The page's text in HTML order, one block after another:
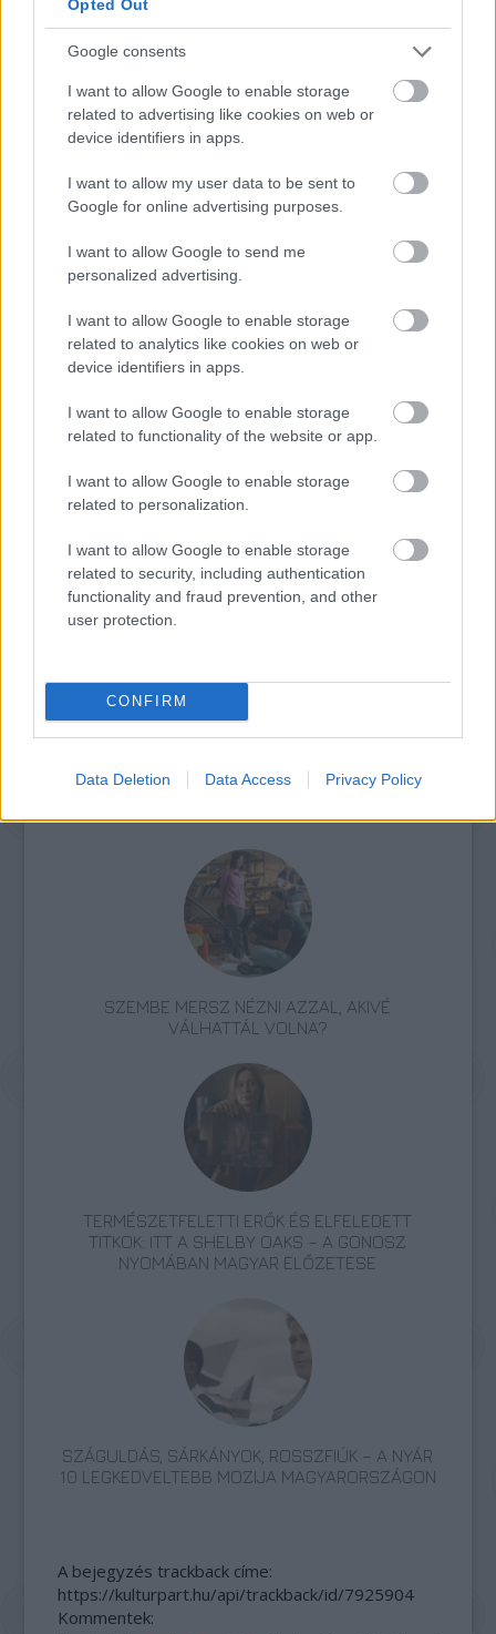
Opted Out
Google consents
I want to allow Google to enable storage
related to advertising like cookies on web or
device identifiers in apps.
I want to allow my user data to be sent to
Google for online advertising purposes.
I want to allow Google to send me
personalized advertising.
I want to allow Google to enable storage
related to analytics like cookies on web or
device identifiers in apps.
I want to allow Google to enable storage
related to functionality of the website or app.
I want to allow Google to enable storage
related to personalization.
I want to allow Google to enable storage
related to security, including authentication
functionality and fraud prevention, and other
user protection.
CONFIRM
Data Deletion Data Access Privacy Policy
and Honey című boszniai háborús dráma, a
Srác a biciklivel című belga film, a Nader és
dráma, valamint Perdo Almodóvar A bőr,
amelyben élek című munkája került
A hollywoodi külföldi tudósítók a
is díjazzák. A drámasorozatok között az
American Horror Story, a Gengszterkorzó, a
Boss, a Trónok harca és a Homeland került
versenybe. A vígjáték vagy musical szériák
mezőnyébe a Megvilágosultam, a
Sikersorozat, a Glee - Sztárok leszünk!, a
Modern család és a New Girl került be.
kategóriában a Cinema Verite, a Downton
Abbey, a The Hour , a Mildred Pierce és a Too
Big to Fail című produkció jutott az Arany
Glóbusz közelébe.
A 69. Golden Globe díjátadó ceremóniát 2012.
január 15-én tartják Los Angelesben.
Forrás:Spiegel
SZEMBE MERSZ NÉZNI AZZAL, AKIVÉ
VÁLHATTÁL VOLNA?
TERMÉSZETFELETTI ERŐK ÉS ELFELEDETT
TITKOK: ITT A SHELBY OAKS – A GONOSZ
NYOMÁBAN MAGYAR ELŐZETESE
SZÁGULDÁS, SÁRKÁNYOK, ROSSZFIÚK – A NYÁR
10 LEGKEDVELTEBB MOZIJA MAGYARORSZÁGON
A bejegyzés trackback címe:
https://kulturpart.hu/api/trackback/id/7925904
Kommentek: